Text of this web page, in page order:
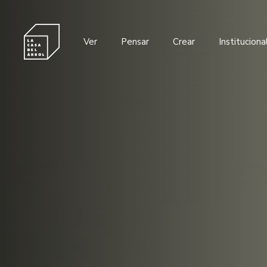
Ver Pensar Crear